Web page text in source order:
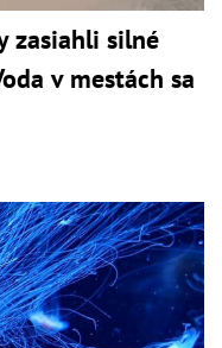
zasiahli silné
v mestách sa